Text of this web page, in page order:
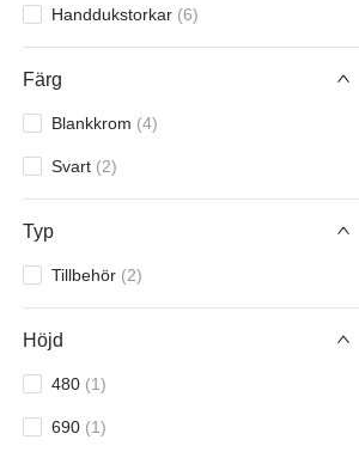
Handdukstorkar (6)
Färg
Blankkrom (4)
Svart (2)
Typ
Tillbehör (2)
Höjd
480 (1)
690 (1)